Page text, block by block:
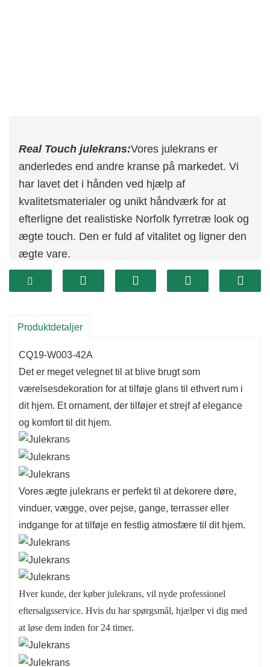
Real Touch julekrans:Vores julekrans er
anderledes end andre kranse på markedet. Vi
har lavet det i hånden ved hjælp af
kvalitetsmaterialer og unikt håndværk for at
efterligne det realistiske Norfolk fyrretræ look og
ægte touch. Den er fuld af vitalitet og ligner den
ægte vare.
Perfekt størrelse:
Kunstig julekrans er en
perfekt størrelse til en dørdekoration.
højkvalitets PE-materialer, ikke let at falme,
Produktdetaljer
CQ19-W003-42A
Det er meget velegnet til at blive brugt som
værelsesdekoration for at tilføje glans til ethvert rum i
dit hjem. Et ornament, der tilføjer et strejf af elegance
og komfort til dit hjem.
Vores ægte julekrans er perfekt til at dekorere døre,
vinduer, vægge, over pejse, gange, terrasser eller
indgange for at tilføje en festlig atmosfære til dit hjem.
Hver kunde, der køber julekrans, vil nyde professionel
eftersalgsservice. Hvis du har spørgsmål, hjælper vi dig med
at løse dem inden for 24 timer.